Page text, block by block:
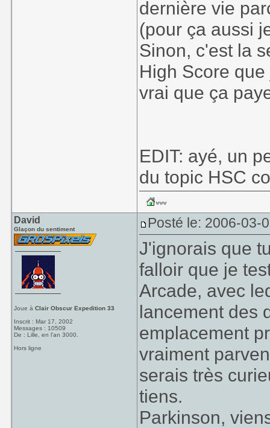
dernière vie
(pour ça aussi
Sinon, c'est la
High Score
vrai que ça
EDIT: ayé, un
du topic HSC
David
Glaçon du sentiment
Joue àClair Obscur Expedition 33
Inscrit : Mar 17, 2002
Messages : 10509
De : Lille, en l'an 3000.
Hors ligne
Posté le: 2006-03-
J'ignorais que
falloir que je
Arcade, avec
lancement des
emplacement
vraiment
serais très
tiens.
Parkinson,